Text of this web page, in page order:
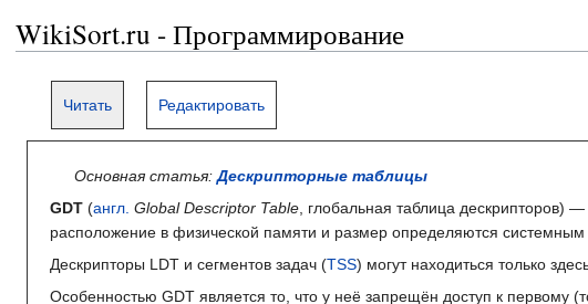
WikiSort.ru - Программирование
Читать Редактировать
Основная статья:Дескрипторные таблицы
GDT (англ. Global Descriptor Table , глобальная таблица дескрипторов)
расположение в физической памяти и размер определяются системным
Дескрипторы LDT и сегментов задач (TSS) могут находиться только
Особенностью GDT является то, что у неё запрещён доступ к первому